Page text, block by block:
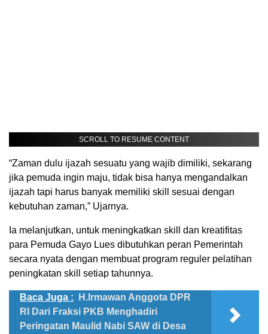
SCROLL TO RESUME CONTENT
“Zaman dulu ijazah sesuatu yang wajib dimiliki, sekarang
jika pemuda ingin maju, tidak bisa hanya mengandalkan
ijazah tapi harus banyak memiliki skill sesuai dengan
kebutuhan zaman,” Ujarnya.
Ia melanjutkan, untuk meningkatkan skill dan kreatifitas
para Pemuda Gayo Lues dibutuhkan peran Pemerintah
secara nyata dengan membuat program reguler pelatihan
peningkatan skill setiap tahunnya.
Baca Juga :
H.Irmawan Anggota DPR
RI Dari Fraksi PKB Menghadiri
Peringatan Maulid Nabi SAW di Desa